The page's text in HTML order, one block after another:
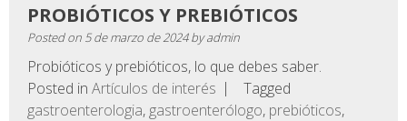
PROBIÓTICOS Y PREBIÓTICOS
Posted on 5 de marzo de 2024byadmin
Probióticos y prebióticos, lo que debes saber.
Posted in Artículos de interés
Tagged
gastroenterologia, gastroenterólogo, prebióticos,